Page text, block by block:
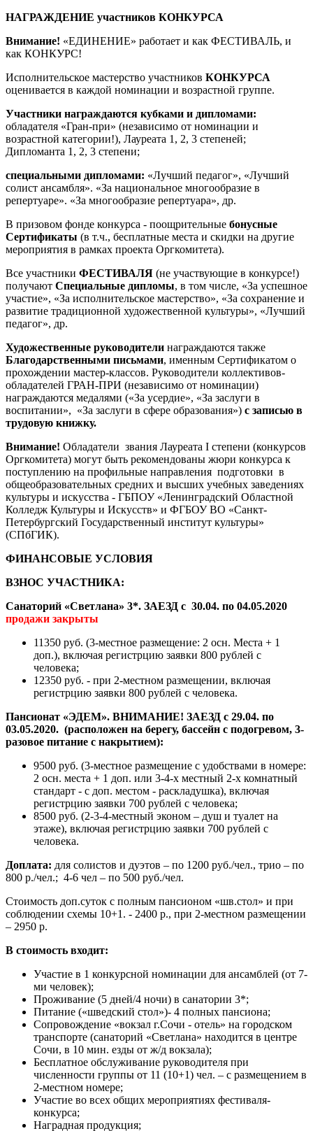
НАГРАЖДЕНИЕ участников КОНКУРСА
Внимание! «ЕДИНЕНИЕ» работает и как ФЕСТИВАЛЬ, и
как КОНКУРС!
Исполнительское мастерство участников КОНКУРСА
оценивается в каждой номинации и возрастной группе.
Участники награждаются кубками и дипломами:
обладателя «Гран-при» (независимо от номинации и
возрастной категории!), Лауреата 1, 2, 3 степеней;
Дипломанта 1, 2, 3 степени;
специальными дипломами: «Лучший педагог», «Лучший
солист ансамбля». «За национальное многообразие в
репертуаре». «За многообразие репертуара», др.
В призовом фонде конкурса - поощрительные бонусные
Сертификаты (в т.ч., бесплатные места и скидки на другие
мероприятия в рамках проекта Оргкомитета).
Все участники ФЕСТИВАЛЯ (не участвующие в конкурсе!)
получают Специальные дипломы, в том числе, «За успешное
участие», «За исполнительское мастерство», «За сохранение и
развитие традиционной художественной культуры», «Лучший
педагог», др.
Художественные руководители награждаются также
Благодарственными письмами, именным Сертификатом о
прохождении мастер-классов. Руководители коллективов-
обладателей ГРАН-ПРИ (независимо от номинации)
награждаются медалями («За усердие», «За заслуги в
воспитании», «За заслуги в сфере образования») с записью в
трудовую книжку.
Внимание! Обладатели звания Лауреата I степени (конкурсов
Оргкомитета) могут быть рекомендованы жюри конкурса к
поступлению на профильные направления подготовки в
общеобразовательных средних и высших учебных заведениях
культуры и искусства - ГБПОУ «Ленинградский Областной
Колледж Культуры и Искусств» и ФГБОУ ВО «Санкт-
Петербургский Государственный институт культуры»
(СПбГИК).
ФИНАНСОВЫЕ УСЛОВИЯ
ВЗНОС УЧАСТНИКА:
Санаторий «Светлана» 3*. ЗАЕЗД с 30.04. по 04.05.2020
продажи закрыты
11350 руб. (3-местное размещение: 2 осн. Места + 1
доп.), включая регистрцию заявки 800 рублей с
человека;
12350 руб. - при 2-местном размещении, включая
регистрцию заявки 800 рублей с человека.
Пансионат «ЭДЕМ». ВНИМАНИЕ! ЗАЕЗД с 29.04. по
03.05.2020. (расположен на берегу, бассейн с подогревом, 3-
разовое питание с накрытием):
9500 руб. (3-местное размещение с удобствами в номере:
2 осн. места + 1 доп. или 3-4-х местный 2-х комнатный
стандарт - с доп. местом - раскладушка), включая
регистрцию заявки 700 рублей с человека;
8500 руб. (2-3-4-местный эконом – душ и туалет на
этаже), включая регистрцию заявки 700 рублей с
человека.
Доплата: для солистов и дуэтов – по 1200 руб./чел., трио – по
800 р./чел.; 4-6 чел – по 500 руб./чел.
Стоимость доп.суток с полным пансионом «шв.стол» и при
соблюдении схемы 10+1. - 2400 р., при 2-местном размещении
– 2950 р.
В стоимость входит:
Участие в 1 конкурсной номинации для ансамблей (от 7-
ми человек);
Проживание (5 дней/4 ночи) в санатории 3*;
Питание («шведский стол»)- 4 полных пансиона;
Сопровождение «вокзал г.Сочи - отель» на городском
транспорте (санаторий «Светлана» находится в центре
Сочи, в 10 мин. езды от ж/д вокзала);
Бесплатное обслуживание руководителя при
численности группы от 11 (10+1) чел. – с размещением в
2-местном номере;
Участие во всех общих мероприятиях фестиваля-
конкурса;
Наградная продукция;